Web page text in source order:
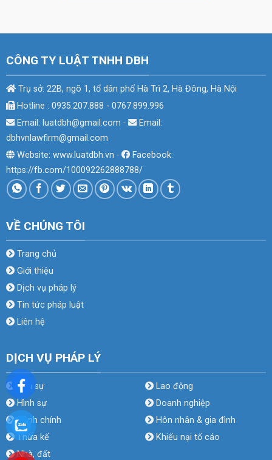
CÔNG TY LUẬT TNHH DBH
Trụ sở: 22B, ngõ 1, tổ dân phố Hà Trì 2, Hà Đông, Hà Nội
Hotline : 0935.207.888 - 0767.899.996
Email: luatdbh@gmail.com -
Email:
dbhvnlawfirm@gmail.com
Website: www.luatdbh.vn -
Facebook:
https://fb.com/100092262888788/
VỀ CHÚNG TÔI
Trang chủ
Giới thiệu
Dịch vụ pháp lý
Tin tức pháp luật
Liên hệ
DỊCH VỤ PHÁP LÝ
Dân sự
Hình sự
Hành chính
Thừa kế
Nhà, đất
Lao động
Doanh nghiệp
Hôn nhân & gia đình
Khiếu nại tố cáo